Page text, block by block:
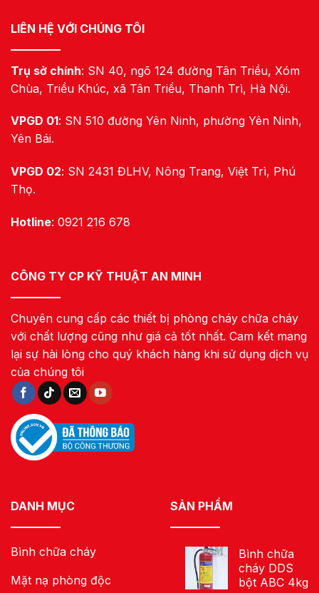
LIÊN HỆ VỚI CHÚNG TÔI
Trụ sở chính: SN 40, ngõ 124 đường Tân Triều, Xóm
Chùa, Triều Khúc, xã Tân Triều, Thanh Trì, Hà Nội.
VPGD 01: SN 510 đường Yên Ninh, phường Yên Ninh,
Yên Bái.
VPGD 02: SN 2431 ĐLHV, Nông Trang, Việt Trì, Phú
Thọ.
Hotline: 0921 216 678
CÔNG TY CP KỸ THUẬT AN MINH
Chuyên cung cấp các thiết bị phòng cháy chữa cháy
với chất lượng cũng như giá cả tốt nhất. Cam kết mang
lại sự hài lòng cho quý khách hàng khi sử dụng dịch vụ
của chúng tôi
DANH MỤC
Bình chữa cháy
Mặt nạ phòng độc
SẢN PHẨM
Bình chữa
cháy DDS
bột ABC 4kg